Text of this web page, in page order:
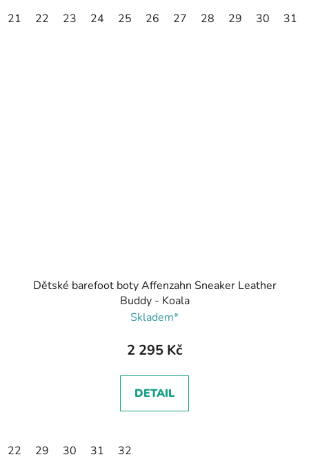
21 22 23 24 25 26 27 28 29 30 31
Dětské barefoot boty Affenzahn Sneaker Leather
Buddy - Koala
Skladem*
2 295 Kč
DETAIL
22 29 30 31 32